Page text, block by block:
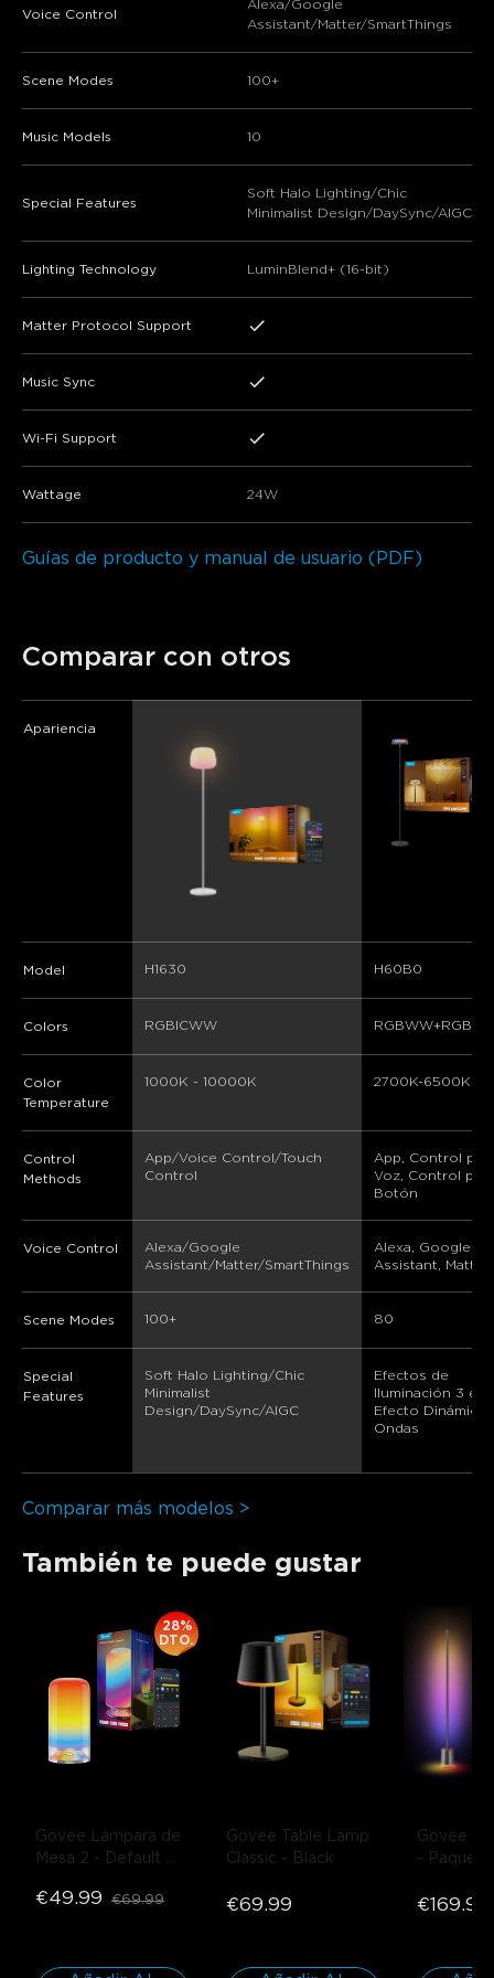
Voice Control
Alexa/Google
Assistant/Matter/SmartThings
Scene Modes 100+
Music Models 10
Special Features
Soft Halo Lighting/Chic
Minimalist Design/DaySync/AIGC
Lighting Technology LuminBlend+ (16-bit)
Matter Protocol Support
Music Sync
Wi-Fi Support
Wattage 24W
Guías de producto y manual de usuario (PDF)
Comparar con otros
Apariencia
Model H1630 H60B0
Colors RGBICWW
Color
Temperature
1000K - 10000K 2700K-6500K
Control
Methods
App/Voice Control/Touch
Control
App, Control por
Voz, Control por
Botón
Voice Control
Alexa/Google
Assistant/Matter/SmartThings
Alexa, Google
Assistant, Matter
Scene Modes 100+ 80
Special
Features
Soft Halo Lighting/Chic
Minimalist
Design/DaySync/AIGC
Efectos de
Iluminación 3 en
Efecto Dinámico
Ondas
Comparar más modelos >
También te puede gustar
Govee Lámpara de
Mesa 2 - Default
28%
DTO.
€49.99 €69.99
Govee Table Lamp
Classic - Black
€69.99
Govee
- Paquete
€169.99